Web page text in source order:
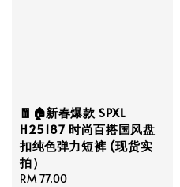
🧧🏠新春爆款 SPXL
H25187 时尚百搭国风盘
扣纯色弹力短裤 (现货实
拍）
Regular
RM 77.00